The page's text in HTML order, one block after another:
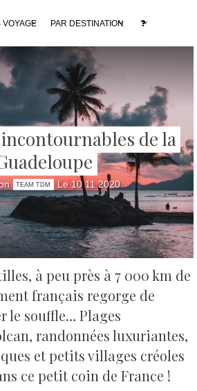
PAR DESTINATION
incontournables de la
TEAM TDM Le 10 11 2020
à peu près à 7 000 km de
français regorge de
le souffle… Plages
randonnées luxuriantes,
et petits villages créoles
ce petit coin de France !